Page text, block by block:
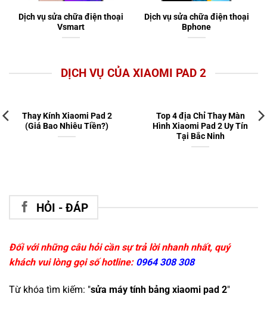
Dịch vụ sửa chữa điện thoại
Vsmart
Dịch vụ sửa chữa điện thoại
Bphone
DỊCH VỤ CỦA XIAOMI PAD 2
Thay Kính Xiaomi Pad 2
(Giá Bao Nhiêu Tiền?)
Top 4 địa Chỉ Thay Màn
Hình Xiaomi Pad 2 Uy Tín
Tại Bắc Ninh
HỎI - ĐÁP
Đối với những câu hỏi cần sự trả lời nhanh nhất, quý
khách vui lòng gọi số hotline: 0964 308 308
Từ khóa tìm kiếm: "sửa máy tính bảng xiaomi pad 2"